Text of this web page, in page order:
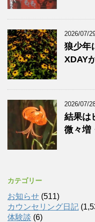
2026/07/
狼少年
XDAY
2026/07/
結果は
微々増
カテゴリー
お知らせ (511)
カウンセリング日記
体験談 (6)